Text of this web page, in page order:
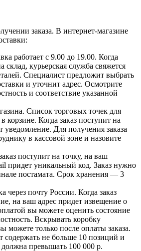
заказа. В интернет-магазине
работает с 9.00 до 19.00. Когда
склад, курьерская служба свяжется
Специалист предложит выбрать
и уточнит адрес. Осмотрите
и соответствие указанной
Список торговых точек для
корзине. Когда заказ поступит на
уведомление. Для получения заказа
в кассовой зоне и назовите
поступит на точку, на ваш
придет уникальный код. Заказ нужно
постамата. Срок хранения — 3
через почту России. Когда заказ
на ваш адрес придет извещение о
вы можете оценить состояние
Вскрывать коробку
можете только после оплаты заказа.
содержать не больше 10 позиций и
должна превышать 100 000 р.